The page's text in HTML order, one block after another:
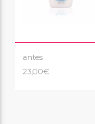
antes
23,00€